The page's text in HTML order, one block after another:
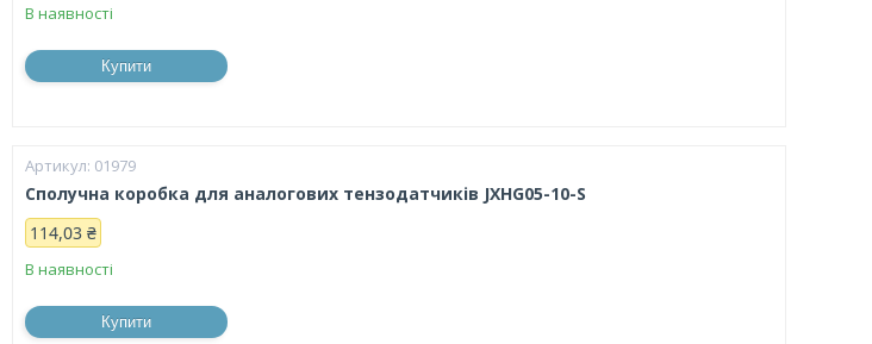
В наявності
Купити
01979
Сполучна коробка для аналогових тензодатчиків JXHG05-10-S
114,03 ₴
В наявності
Купити